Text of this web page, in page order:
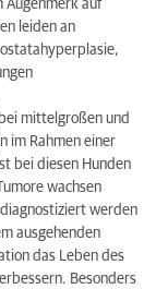
Augenmerk auf
leiden an
mittelgroßen und
im Rahmen einer
bei diesen Hunden
wachsen
werden
ausgehenden
das Leben des
Besonders